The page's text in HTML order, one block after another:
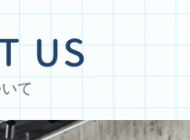
早かったUS
て